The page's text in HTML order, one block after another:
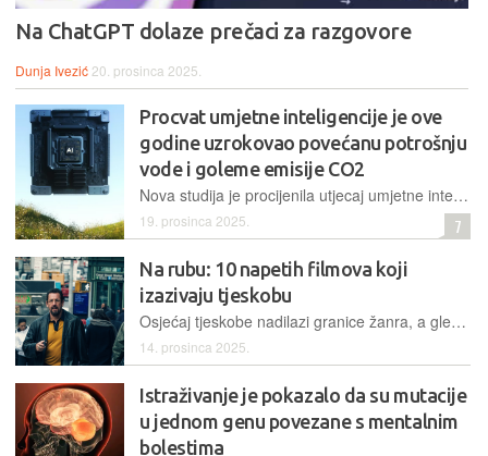
Na ChatGPT dolaze prečaci za razgovore
Dunja Ivezić 20. prosinca 2025.
Procvat umjetne inteligencije je ove
godine uzrokovao povećanu potrošnju
vode i goleme emisije CO2
Nova studija je procijenila utjecaj umjetne inteligencije na okoliš u 2025. godini te pozvala kompanije na veću transparentnost u vezi s onečišćenjem i potrošnjom vode
19. prosinca 2025. 7
Na rubu: 10 napetih filmova koji
izazivaju tjeskobu
Osjećaj tjeskobe nadilazi granice žanra, a gledateljima garantira iskustvo koje je nemoguće zaboraviti
14. prosinca 2025.
Istraživanje je pokazalo da su mutacije
u jednom genu povezane s mentalnim
bolestima